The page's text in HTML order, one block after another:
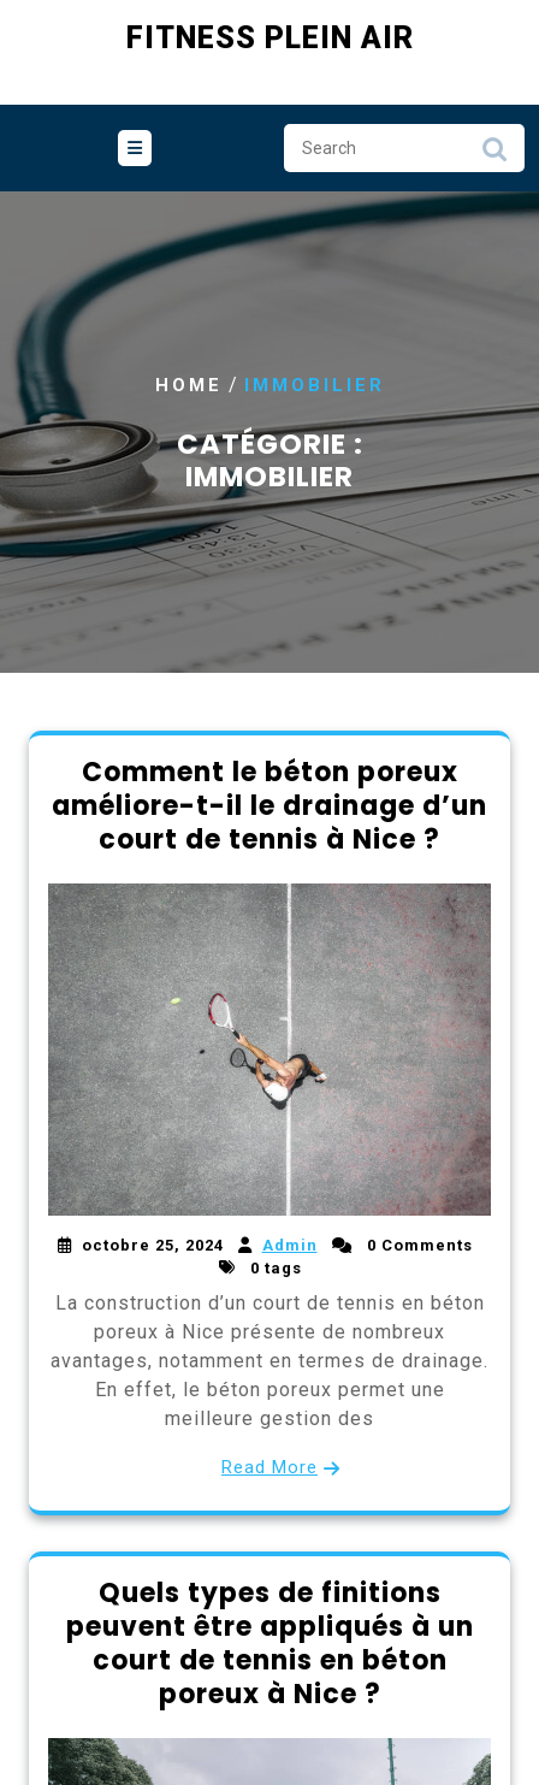
FITNESS PLEIN AIR
HOME / IMMOBILIER
CATÉGORIE :
IMMOBILIER
Comment le béton poreux
améliore-t-il le drainage d’un
court de tennis à Nice ?
octobre 25, 2024 Admin
0 Comments
0 tags
La construction d’un court de tennis en béton
poreux à Nice présente de nombreux
avantages, notamment en termes de drainage.
En effet, le béton poreux permet une
meilleure gestion des
Read More
Quels types de finitions
peuvent être appliqués à un
court de tennis en béton
poreux à Nice ?